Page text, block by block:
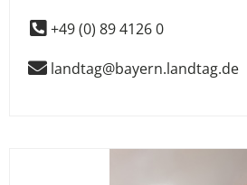
+49 (0) 89 4126 0
landtag@bayern.landtag.de